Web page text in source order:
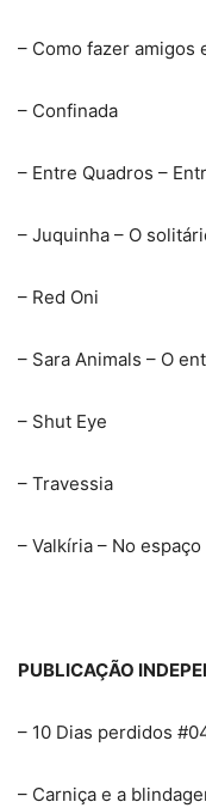
– Como fazer amigos
– Confinada
– Entre Quadros –
– Juquinha – O
– Red Oni
– Sara Animals – O
– Shut Eye
– Travessia
– Valkíria – No espaço
PUBLICAÇÃO
– 10 Dias perdidos
– Carniça e a